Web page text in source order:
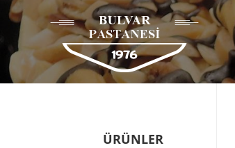
ÜRÜNLER